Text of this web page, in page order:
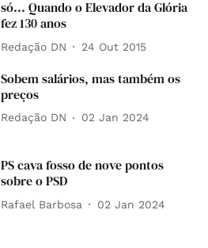
só... Quando o Elevador da Glória
fez 130 anos
Redação DN 24 Out 2015
Sobem salários, mas também os
preços
Redação DN 02 Jan 2024
PS cava fosso de nove pontos
sobre o PSD
Rafael Barbosa 02 Jan 2024